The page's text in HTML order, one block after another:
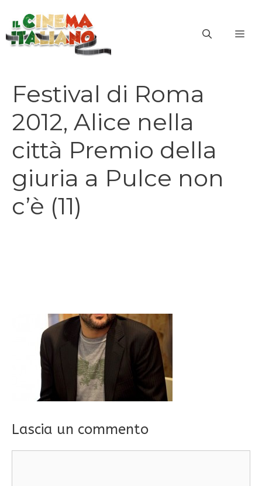
contenuto
Festival di Roma
2012, Alice nella
città Premio della
giuria a Pulce non
c’è (11)
Lascia un commento